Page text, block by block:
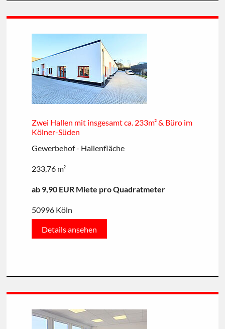
Zwei Hallen mit insgesamt ca. 233m² & Büro im
Kölner-Süden
Gewerbehof - Hallenfläche
233,76 m²
ab 9,90 EUR Miete pro Quadratmeter
50996 Köln
Details ansehen